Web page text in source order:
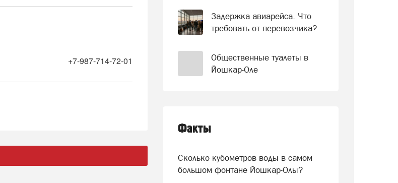
+7-987-714-72-01
Задержка авиарейса. Что
требовать от перевозчика?
Общественные туалеты в
Йошкар-Оле
Факты
Сколько кубометров воды в самом
большом фонтане Йошкар-Олы?